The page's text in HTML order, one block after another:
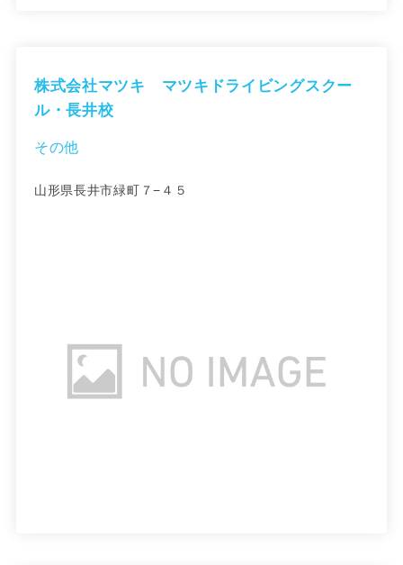
株式会社マツキ マツキドライビングスクー
ル・長井校
その他
山形県長井市緑町７−４５